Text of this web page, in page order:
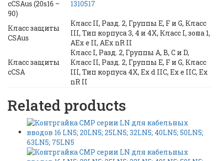
cCSAus (20s16 –
90)
1310517
Класс защиты
CSAus
Класс II, Разд. 2, Группы E, F и G, Класс
III, Тип корпуса 3, 4 и 4X, Класс I, зона 1,
AEx e II, AEx nR II
Класс защиты
cCSA
Класс I, Разд. 2, Группы A, B, C и D,
Класс II, Разд. 2, Группы E, F и G, Класс
III, Тип корпуса 4X, Ex d IIC, Ex e IIC, Ex
nR II
Related products